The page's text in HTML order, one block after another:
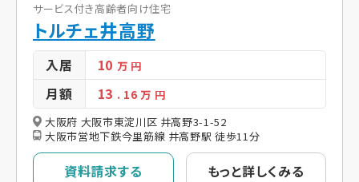
サービス付き高齢者向け住宅
トルチェ井高野
入居 10万 円
月額 13 . 16万 円
大阪府 大阪市東淀川区 井高野3-1-52
大阪市営地下鉄今里筋線 井高野駅 徒歩11分
資料請求する もっと詳しくみる